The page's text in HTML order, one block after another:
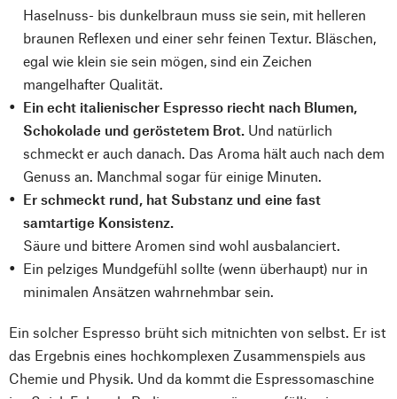
Haselnuss- bis dunkelbraun muss sie sein, mit helleren
braunen Reflexen und einer sehr feinen Textur. Bläschen,
egal wie klein sie sein mögen, sind ein Zeichen
mangelhafter Qualität.
Ein echt italienischer Espresso riecht nach Blumen,
Schokolade und geröstetem Brot. Und natürlich
schmeckt er auch danach. Das Aroma hält auch nach dem
Genuss an. Manchmal sogar für einige Minuten.
Er schmeckt rund, hat Substanz und eine fast
samtartige Konsistenz.
Säure und bittere Aromen sind wohl ausbalanciert.
Ein pelziges Mundgefühl sollte (wenn überhaupt) nur in
minimalen Ansätzen wahrnehmbar sein.
Ein solcher Espresso brüht sich mitnichten von selbst. Er ist
das Ergebnis eines hochkomplexen Zusammenspiels aus
Chemie und Physik. Und da kommt die Espressomaschine